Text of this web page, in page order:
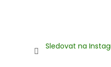
Sledovat na